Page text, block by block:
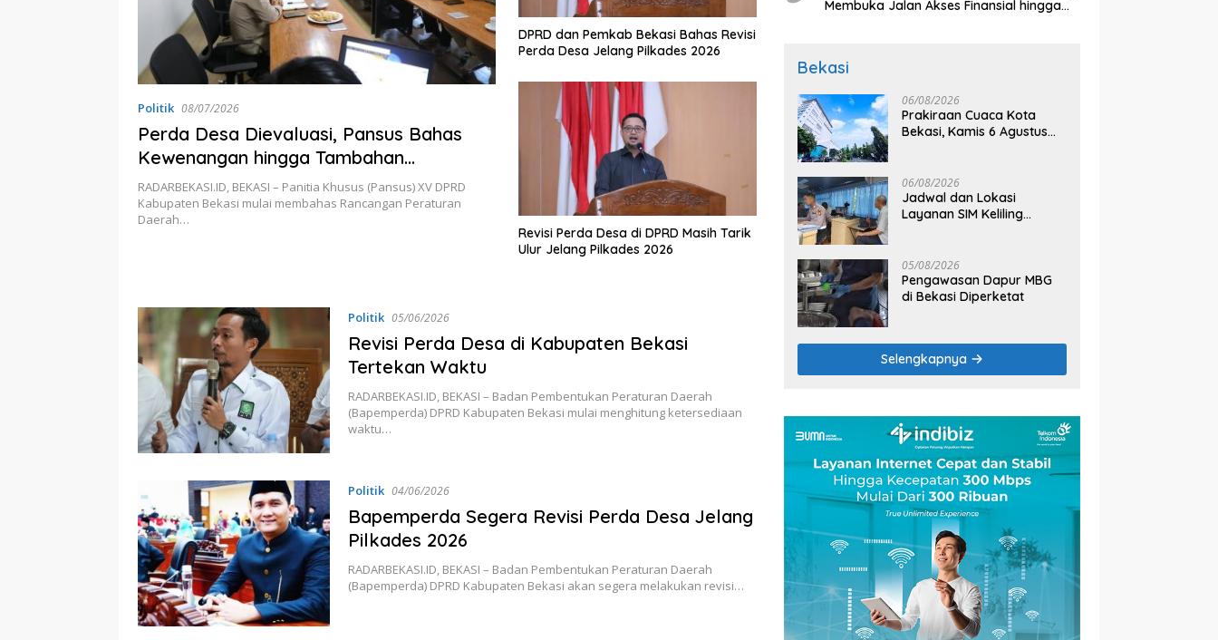
Politik 08/07/2026
Perda Desa Dievaluasi, Pansus Bahas
Kewenangan hingga Tambahan
Penghasilan Kades
RADARBEKASI.ID, BEKASI – Panitia Khusus (Pansus) XV DPRD
Kabupaten Bekasi mulai membahas Rancangan Peraturan
Daerah…
DPRD dan Pemkab Bekasi Bahas Revisi
Perda Desa Jelang Pilkades 2026
Revisi Perda Desa di DPRD Masih Tarik
Ulur Jelang Pilkades 2026
Politik 05/06/2026
Revisi Perda Desa di Kabupaten Bekasi
Tertekan Waktu
RADARBEKASI.ID, BEKASI – Badan Pembentukan Peraturan Daerah
(Bapemperda) DPRD Kabupaten Bekasi mulai menghitung ketersediaan
waktu…
Politik 04/06/2026
Bapemperda Segera Revisi Perda Desa Jelang
Pilkades 2026
RADARBEKASI.ID, BEKASI – Badan Pembentukan Peraturan Daerah
(Bapemperda) DPRD Kabupaten Bekasi akan segera melakukan revisi…
Membuka Jalan Akses Finansial hingga
Bekasi
06/08/2026
Prakiraan Cuaca Kota
Bekasi, Kamis 6 Agustus
06/08/2026
Jadwal dan Lokasi
Layanan SIM Keliling
05/08/2026
Pengawasan Dapur MBG
di Bekasi Diperketat
Selengkapnya